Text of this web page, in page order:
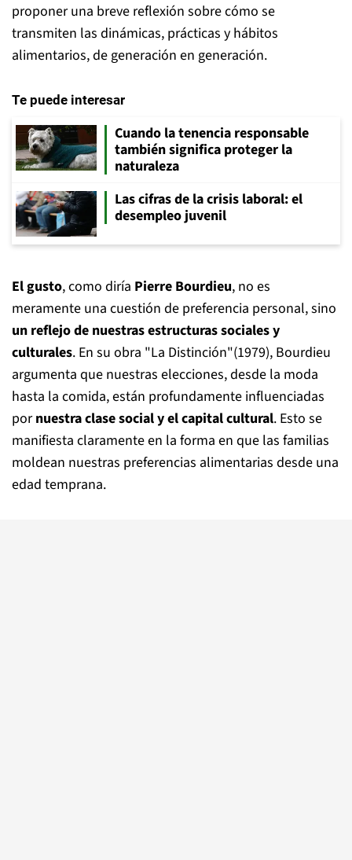
proponer una breve reflexión sobre cómo se
transmiten las dinámicas, prácticas y hábitos
alimentarios, de generación en generación.
Te puede interesar
Cuando la tenencia responsable
también significa proteger la
naturaleza
Las cifras de la crisis laboral: el
desempleo juvenil
El gusto, como diría Pierre Bourdieu, no es
meramente una cuestión de preferencia personal, sino
un reflejo de nuestras estructuras sociales y
culturales. En su obra "La Distinción"(1979), Bourdieu
argumenta que nuestras elecciones, desde la moda
hasta la comida, están profundamente influenciadas
pornuestra clase social y el capital cultural. Esto se
manifiesta claramente en la forma en que las familias
moldean nuestras preferencias alimentarias desde una
edad temprana.